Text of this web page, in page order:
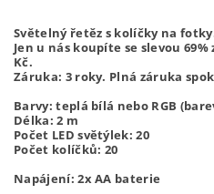
Světelný řetěz s kolíčky na
Jen u nás koupíte se slevou
Kč.
Záruka: 3 roky. Plná záruka
Barvy: teplá bílá nebo RGB
Délka: 2 m
Počet LED světýlek: 20
Počet kolíčků: 20
Napájení: 2x AA baterie